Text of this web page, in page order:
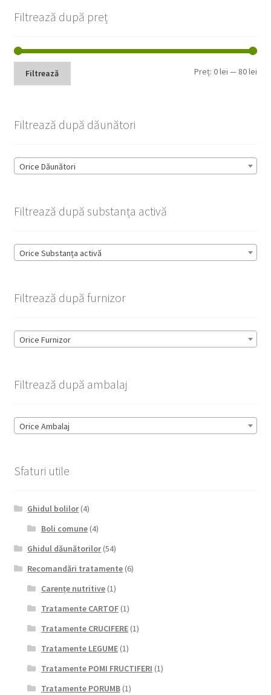
Filtrează după preț
Filtrează Preț:0 lei — 80 lei
Filtrează după dăunători
Orice Dăunători
Filtrează după substanța activă
Orice Substanța activă
Filtrează după furnizor
Orice Furnizor
Filtrează după ambalaj
Orice Ambalaj
Sfaturi utile
Ghidul bolilor(4)
Boli comune(4)
Ghidul dăunătorilor(54)
Recomandări tratamente (6)
Carențe nutritive(1)
Tratamente CARTOF(1)
Tratamente CRUCIFERE(1)
Tratamente LEGUME(1)
Tratamente POMI FRUCTIFERI (1)
Tratamente PORUMB(1)